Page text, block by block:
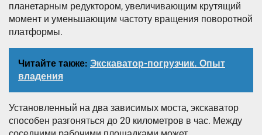
планетарным редуктором, увеличивающим крутящий
момент и уменьшающим частоту вращения поворотной
платформы.
Читайте также: Экскаватор-погрузчик. Опыт
владения
Установленный на два зависимых моста, экскаватор
способен разгоняться до 20 километров в час. Между